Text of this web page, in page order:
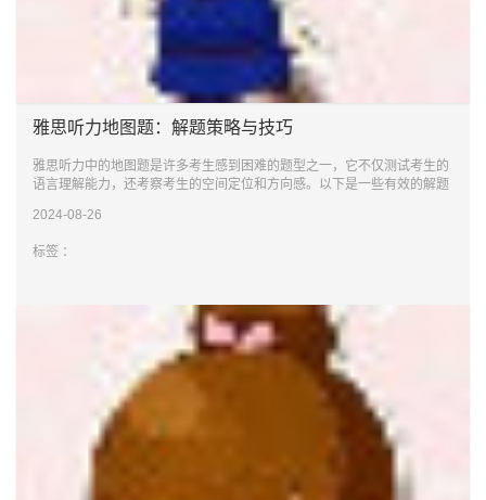
雅思听力地图题：解题策略与技巧
雅思听力中的地图题是许多考生感到困难的题型之一，它不仅测试考生的
语言理解能力，还考察考生的空间定位和方向感。以下是一些有效的解题
2024-08-26
标签 ：